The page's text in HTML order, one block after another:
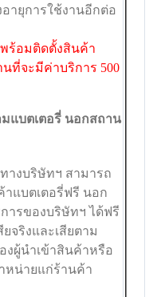
ายุการใช้งานอีกต่อ
ร้อมติดตั้งสินค้า
ที่จะมีค่าบริการ 500
แบตเตอรี่ นอกสถาน
างบริษัทฯ สามารถ
าแบตเตอรี่ฟรี นอก
ารของบริษัทฯ ได้ฟรี
จริงและเสียตาม
งผู้นำเข้าสินค้าหรือ
หน่ายแก่ร้านค้า